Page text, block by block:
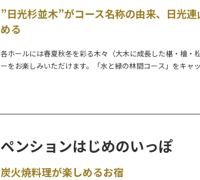
”日光杉並木”がコース名称の由来、日光
める
各ホールには春夏秋冬を彩る木々（大木に成長した椹・檜
ーをお楽しみいただけます。「水と緑の林間コース」をキ
ペンションはじめのいっぽ
炭火焼料理が楽しめるお宿